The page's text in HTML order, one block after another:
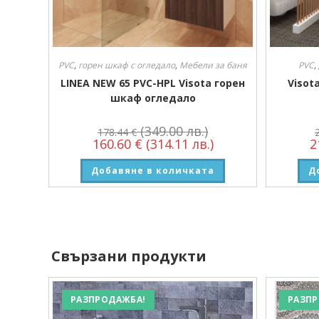
PVC, горен шкаф с огледало, Мебели за баня
LINEA NEW 65 PVC-HPL Visota горен
шкаф огледало
178.44€ (349.00 лв.)
160.60 € (314.11 лв.)
Добавяне в количката
PVC,
Свързани продукти
РАЗПРОДАЖБА!